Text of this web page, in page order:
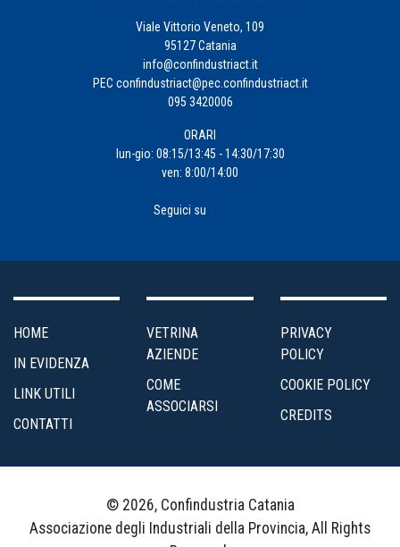
Viale Vittorio Veneto, 109
95127 Catania
info@confindustriact.it
PEC confindustriact@pec.confindustriact.it
095 3420006
ORARI
lun-gio: 08:15/13:45 - 14:30/17:30
ven: 8:00/14:00
Seguici su
HOME
IN EVIDENZA
LINK UTILI
CONTATTI
VETRINA
AZIENDE
COME
ASSOCIARSI
PRIVACY
POLICY
COOKIE POLICY
CREDITS
© 2026, Confindustria Catania
Associazione degli Industriali della Provincia, All Rights